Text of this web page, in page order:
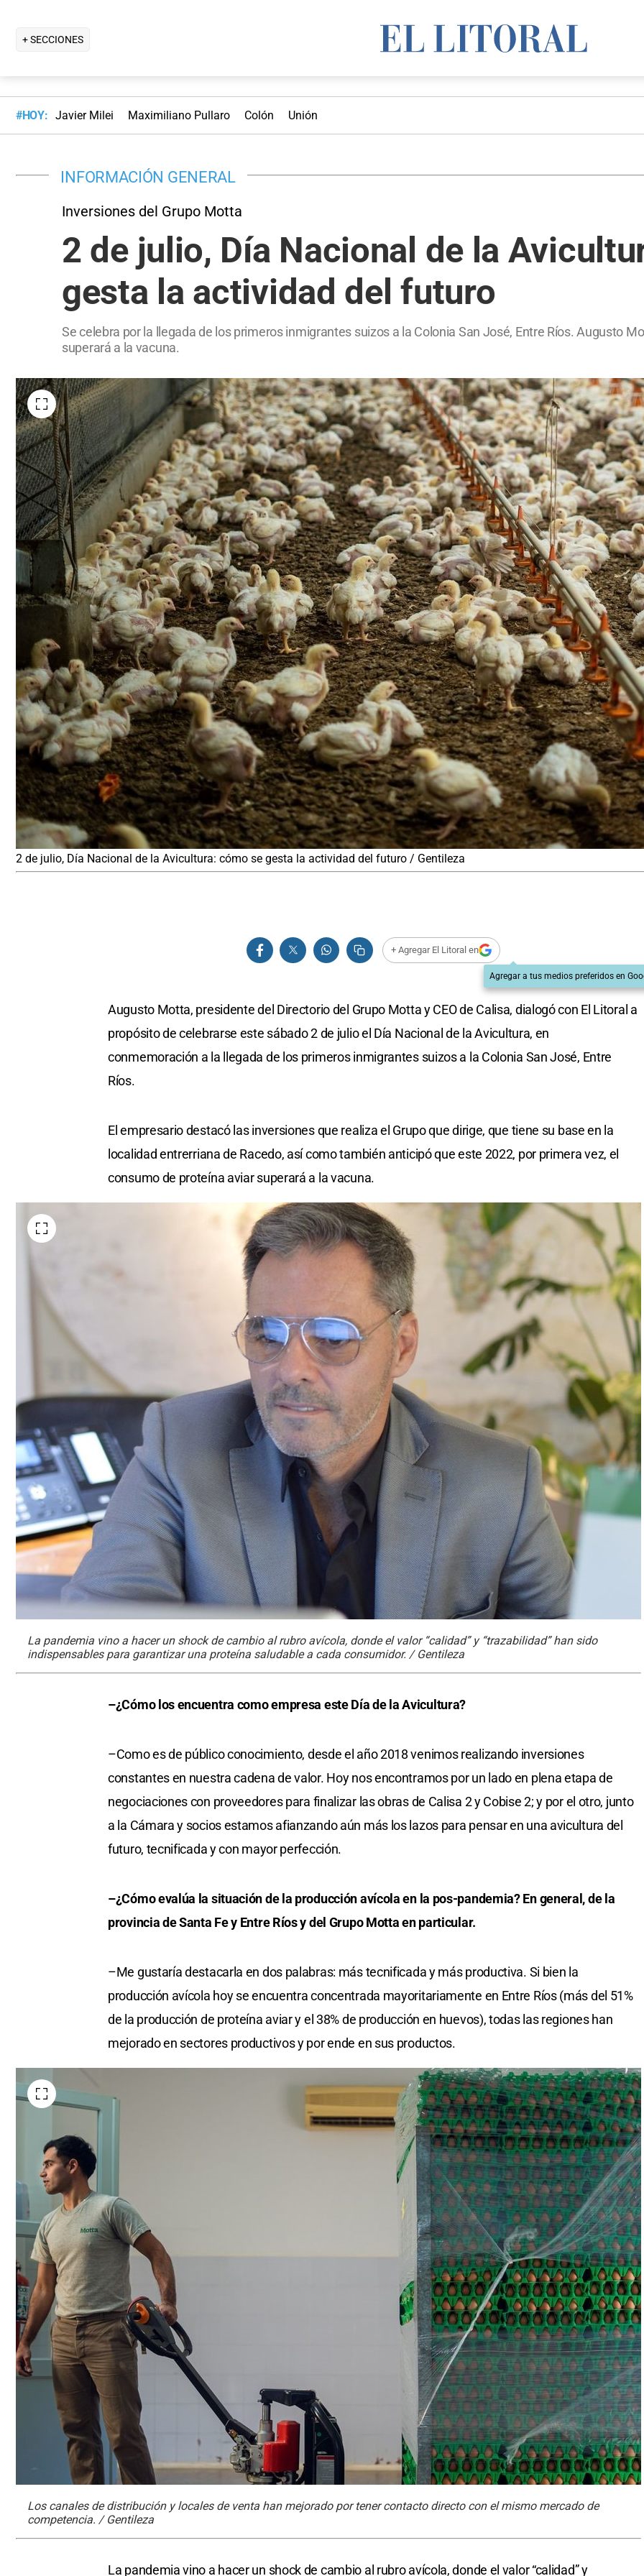
+ SECCIONES
#HOY: Javier Milei Maximiliano Pullaro Colón Unión
INFORMACIÓN GENERAL
Inversiones del Grupo Motta
2 de julio, Día Nacional de la
gesta la actividad del futuro
Se celebra por la llegada de los primeros inmigrantes suizos a la Colonia San José, Entre Ríos. Augusto
superará a la vacuna.
2 de julio, Día Nacional de la Avicultura: cómo se gesta la actividad del futuro / Gentileza
+ Agregar El Litoral en
Agregar a tus medios preferidos en
Augusto Motta, presidente del Directorio del Grupo Motta y CEO de Calisa, dialogó con El Litoral a
propósito de celebrarse este sábado 2 de julio el Día Nacional de la Avicultura, en
conmemoración a la llegada de los primeros inmigrantes suizos a la Colonia San José, Entre
Ríos.
El empresario destacó las inversiones que realiza el Grupo que dirige, que tiene su base en la
localidad entrerriana de Racedo, así como también anticipó que este 2022, por primera vez, el
consumo de proteína aviar superará a la vacuna.
La pandemia vino a hacer un shock de cambio al rubro avícola, donde el valor “calidad” y “trazabilidad” han sido
indispensables para garantizar una proteína saludable a cada consumidor. / Gentileza
–¿Cómo los encuentra como empresa este Día de la Avicultura?
–Como es de público conocimiento, desde el año 2018 venimos realizando inversiones
constantes en nuestra cadena de valor. Hoy nos encontramos por un lado en plena etapa de
negociaciones con proveedores para finalizar las obras de Calisa 2 y Cobise 2; y por el otro, junto
a la Cámara y socios estamos afianzando aún más los lazos para pensar en una avicultura del
futuro, tecnificada y con mayor perfección.
–¿Cómo evalúa la situación de la producción avícola en la pos-pandemia? En general, de la
provincia de Santa Fe y Entre Ríos y del Grupo Motta en particular.
–Me gustaría destacarla en dos palabras: más tecnificada y más productiva. Si bien la
producción avícola hoy se encuentra concentrada mayoritariamente en Entre Ríos (más del 51%
de la producción de proteína aviar y el 38% de producción en huevos), todas las regiones han
mejorado en sectores productivos y por ende en sus productos.
Los canales de distribución y locales de venta han mejorado por tener contacto directo con el mismo mercado de
competencia. / Gentileza
La pandemia vino a hacer un shock de cambio al rubro avícola, donde el valor “calidad” y